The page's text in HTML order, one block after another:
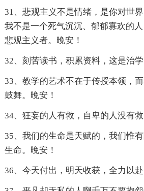
31、悲观主义不是情绪，是你对世
我不是一个死气沉沉、郁郁寡欢的
悲观主义者。晚安！
32、刻苦读书，积累资料，这是治
33、教学的艺术不在于传授本领，
鼓舞。晚安！
34、狂妄的人有救，自卑的人没有救
35、我们的生命是天赋的，我们惟
生命。晚安！
36、今天付出，明天收获，全力以